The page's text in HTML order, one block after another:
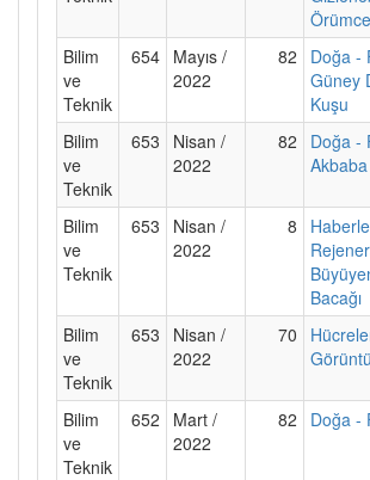
Bilim
ve
Teknik
654 Mayıs /
2022
82
Doğa -
Güney
Kuşu
Bilim
ve
Teknik
653
Nisan /
2022
82
Doğa -
Bilim
ve
Teknik
653
Nisan /
2022
8
Bacağı
Bilim
ve
Teknik
653
Nisan /
2022
70
Bilim
ve
Teknik
652
Mart /
2022
82 Doğa -